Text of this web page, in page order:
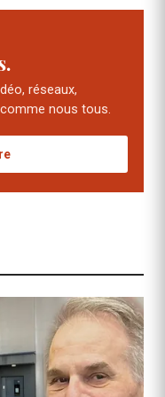
réseaux,
nous tous.